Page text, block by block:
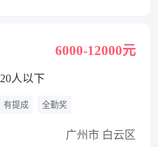
6000-12000元
20人以下
有提成 全勤奖
广州市 白云区